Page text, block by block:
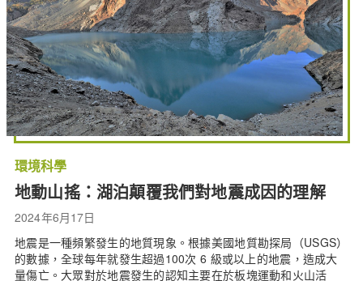
環境科學
地動山搖：湖泊顛覆我們對地震成因的理解
2024年6月17日
地震是一種頻繁發生的地質現象。根據美國地質勘探局（USGS）
的數據，全球每年就發生超過100次 6 級或以上的地震，造成大
量傷亡。大眾對於地震發生的認知主要在於板塊運動和火山活